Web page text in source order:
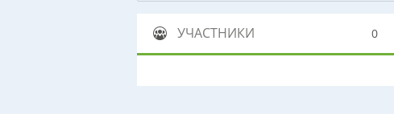
УЧАСТНИКИ 0